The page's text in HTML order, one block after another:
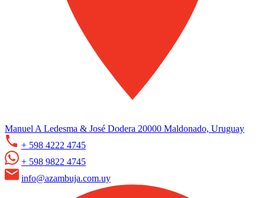
Manuel A Ledesma & José Dodera 20000 Maldonado, Uruguay
+ 598 4222 4745
+ 598 9822 4745
info@azambuja.com.uy